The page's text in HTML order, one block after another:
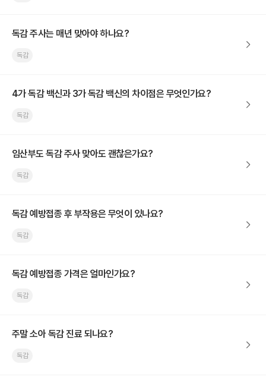
독감 주사는 매년 맞아야 하나요?
독감
4가 독감 백신과 3가 독감 백신의 차이점은 무엇인가요?
독감
임산부도 독감 주사 맞아도 괜찮은가요?
독감
독감 예방접종 후 부작용은 무엇이 있나요?
독감
독감 예방접종 가격은 얼마인가요?
독감
주말 소아 독감 진료 되나요?
독감